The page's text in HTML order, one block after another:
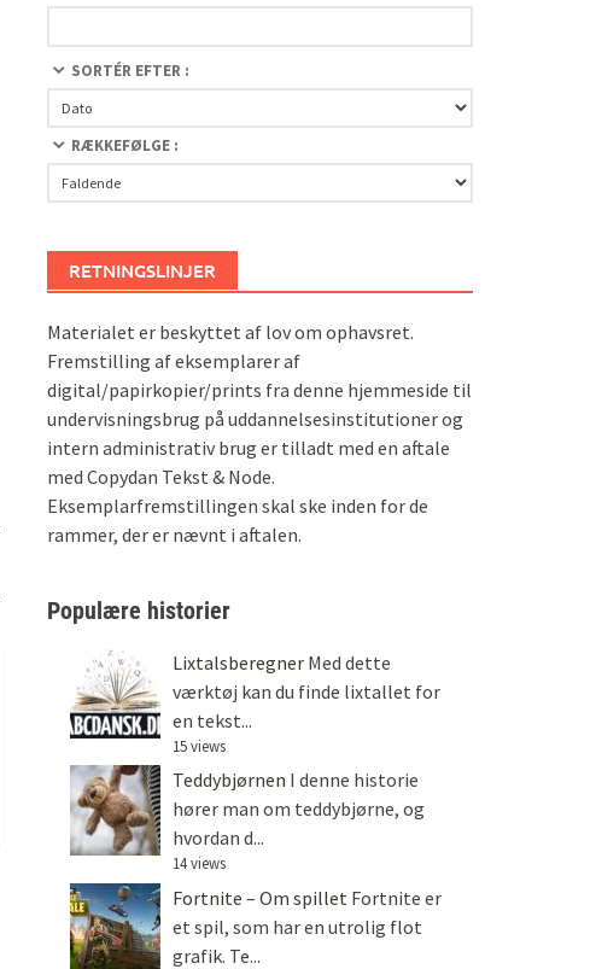
SORTÉR EFTER :
RÆKKEFØLGE :
RETNINGSLINJER
Materialet er beskyttet af lov om ophavsret.
Fremstilling af eksemplarer af
digital/papirkopier/prints fra denne hjemmeside til
undervisningsbrug på uddannelsesinstitutioner og
intern administrativ brug er tilladt med en aftale
med Copydan Tekst & Node.
Eksemplarfremstillingen skal ske inden for de
rammer, der er nævnt i aftalen.
Populære historier
Lixtalsberegner Med dette
værktøj kan du finde lixtallet for
en tekst...
15 views
Teddybjørnen I denne historie
hører man om teddybjørne, og
hvordan d...
14 views
Fortnite – Om spillet Fortnite er
et spil, som har en utrolig flot
grafik. Te...